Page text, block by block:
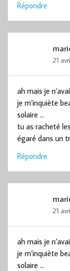
Répondre
21
ah mais je
je m’inquiète
solaire …
tu as racheté
égaré dans un
Répondre
21
ah mais je
je m’inquiète
solaire …